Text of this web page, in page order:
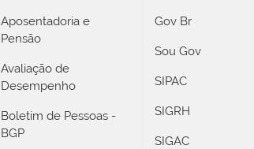
Aposentadoria e
Pensão
Avaliação de
Desempenho
Boletim de Pessoas -
BGP
Gov Br
Sou Gov
SIPAC
SIGRH
SIGAC